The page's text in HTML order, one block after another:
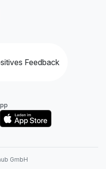
Feedback
GmbH